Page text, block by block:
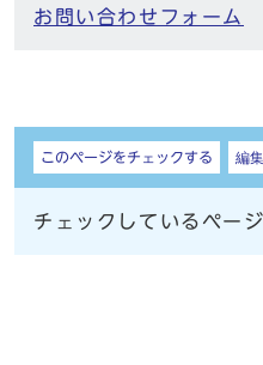
お問い合わせフォーム
しおり
このページをチェックする 編集
チェックしているペー